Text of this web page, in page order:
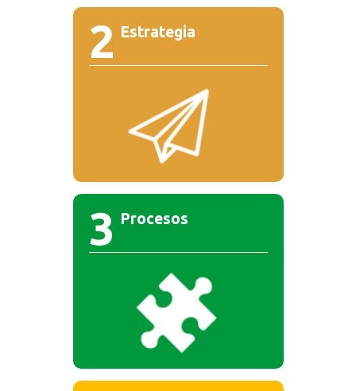
2 Estrategia
3 Procesos